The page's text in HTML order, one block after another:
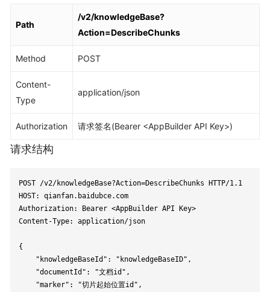
Path
/v2/knowledgeBase?
Action=DescribeChunks
Method POST
Content-
Type
application/json
Authorization 请求签名(Bearer <AppBuilder API Key>)
请求结构
POST /v2/knowledgeBase?Action=DescribeChunks HTTP/1.1
HOST: qianfan.baidubce.com
Authorization: Bearer <AppBuilder API Key>
Content-Type: application/json
{
    "knowledgeBaseId": "knowledgeBaseID",
    "documentId": "文档id",
    "marker": "切片起始位置id",